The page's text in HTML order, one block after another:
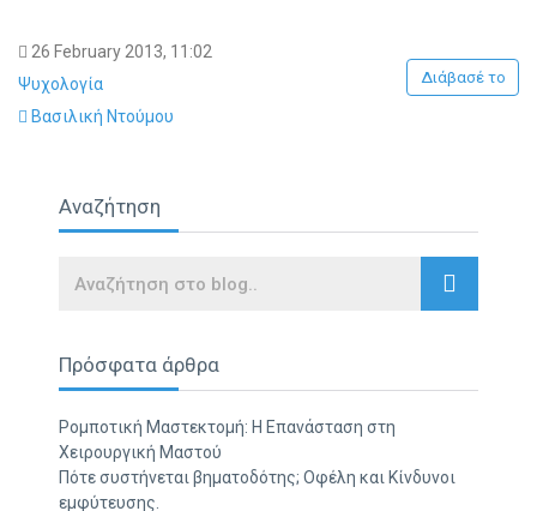
26 February 2013, 11:02
Ψυχολογία
Βασιλική Ντούμου
Διάβασέ το
Αναζήτηση
Search
Πρόσφατα άρθρα
Ρομποτική Μαστεκτομή: Η Επανάσταση στη
Χειρουργική Μαστού
Πότε συστήνεται βηματοδότης; Οφέλη και Κίνδυνοι
εμφύτευσης.